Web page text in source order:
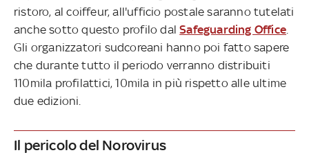
ristoro, al coiffeur, all'ufficio postale saranno tutelati
anche sotto questo profilo dalSafeguarding Office.
Gli organizzatori sudcoreani hanno poi fatto sapere
che durante tutto il periodo verranno distribuiti
110mila profilattici, 10mila in più rispetto alle ultime
due edizioni.
Il pericolo del Norovirus